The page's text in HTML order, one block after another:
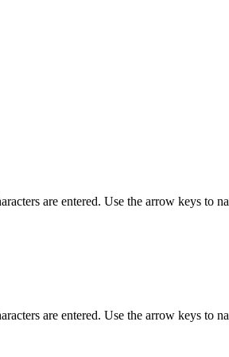
are entered. Use the arrow keys to
are entered. Use the arrow keys to